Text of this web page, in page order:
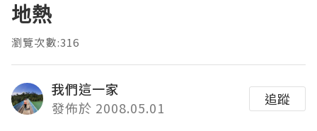
地熱
瀏覽次數:316
我們這一家
發佈於 2008.05.01
追蹤